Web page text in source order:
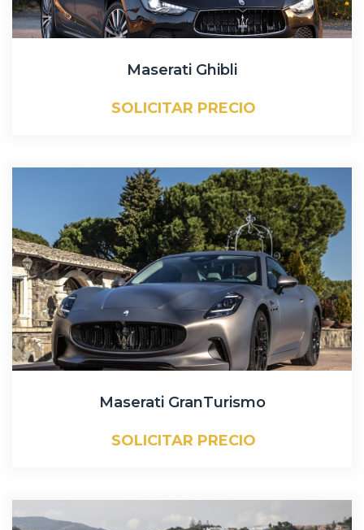
Maserati Ghibli
SOLICITAR PRECIO
Maserati GranTurismo
SOLICITAR PRECIO